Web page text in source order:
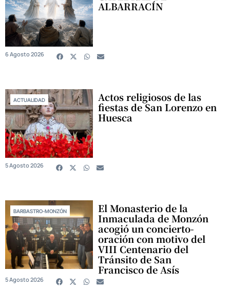
ALBARRACÍN
6 Agosto 2026
ACTUALIDAD Actos religiosos de las
fiestas de San Lorenzo en
Huesca
5 Agosto 2026
BARBASTRO-MONZÓN El Monasterio de la
Inmaculada de Monzón
acogió un concierto-
oración con motivo del
VIII Centenario del
Tránsito de San
Francisco de Asís
5 Agosto 2026